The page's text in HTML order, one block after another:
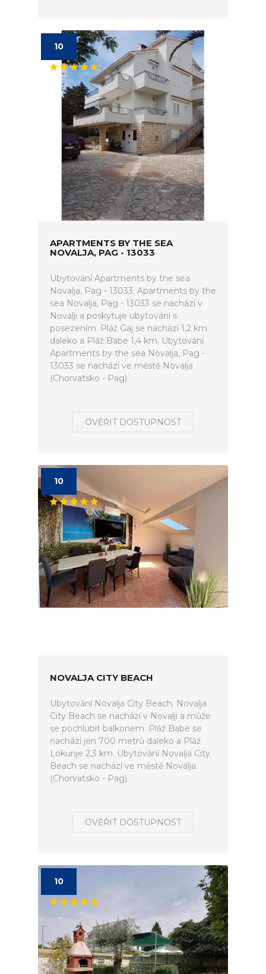
10
APARTMENTS BY THE SEA
NOVALJA, PAG - 13033
Ubytování Apartments by the sea
Novalja, Pag - 13033. Apartments by the
sea Novalja, Pag - 13033 se nachází v
Novalji a poskytuje ubytování s
posezením. Pláž Gaj se nachází 1,2 km
daleko a Pláž Babe 1,4 km. Ubytování
Apartments by the sea Novalja, Pag -
13033 se nachází ve městě Novalja
(Chorvatsko - Pag).
OVĚŘIT DOSTUPNOST
10
NOVALJA CITY BEACH
Ubytování Novalja City Beach. Novalja
City Beach se nachází v Novalji a může
se pochlubit balkonem. Pláž Babe se
nachází jen 700 metrů daleko a Pláž
Lokunje 2,3 km. Ubytování Novalja City
Beach se nachází ve městě Novalja
(Chorvatsko - Pag).
OVĚŘIT DOSTUPNOST
10